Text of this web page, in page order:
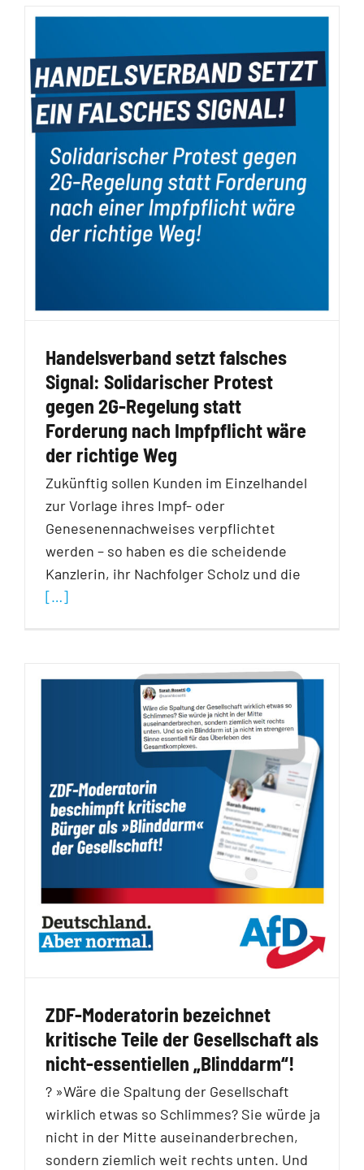
Handelsverband setzt falsches
Signal: Solidarischer Protest
gegen 2G-Regelung statt
Forderung nach Impfpflicht wäre
der richtige Weg
Zukünftig sollen Kunden im Einzelhandel
zur Vorlage ihres Impf- oder
Genesenennachweises verpflichtet
werden – so haben es die scheidende
Kanzlerin, ihr Nachfolger Scholz und die
[…]
ZDF-Moderatorin bezeichnet
kritische Teile der Gesellschaft als
nicht-essentiellen „Blinddarm“!
? »Wäre die Spaltung der Gesellschaft
wirklich etwas so Schlimmes? Sie würde ja
nicht in der Mitte auseinanderbrechen,
sondern ziemlich weit rechts unten. Und